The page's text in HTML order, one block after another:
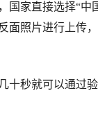
国家直接选择“
面照片进行上传
十秒就可以通过